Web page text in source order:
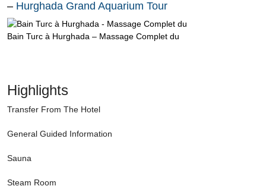
– Hurghada Grand Aquarium Tour
Bain Turc à Hurghada – Massage Complet du
Highlights
Transfer From The Hotel
General Guided Information
Sauna
Steam Room